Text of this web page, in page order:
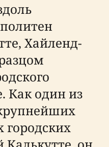
Хайленд-
Как один из
городских